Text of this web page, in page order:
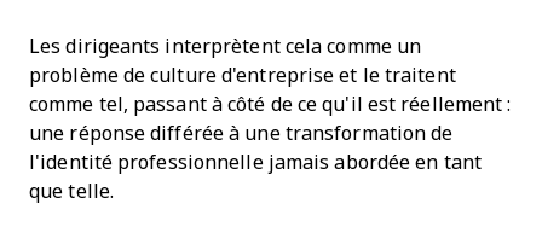
Les dirigeants interprètent cela comme un
problème de culture d'entreprise et le traitent
comme tel, passant à côté de ce qu'il est réellement :
une réponse différée à une transformation de
l'identité professionnelle jamais abordée en tant
que telle.